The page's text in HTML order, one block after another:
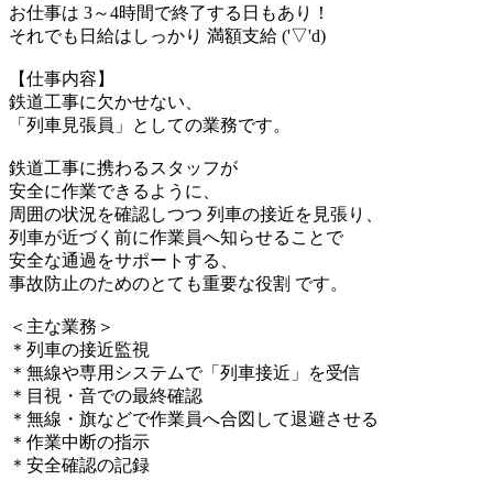
お仕事は 3～4時間で終了する日もあり！
それでも日給はしっかり 満額支給 ('▽'d)
【仕事内容】
鉄道工事に欠かせない、
「列車見張員」としての業務です。
鉄道工事に携わるスタッフが
安全に作業できるように、
周囲の状況を確認しつつ 列車の接近を見張り、
列車が近づく前に作業員へ知らせることで
安全な通過をサポートする、
事故防止のためのとても重要な役割 です。
＜主な業務＞
＊列車の接近監視
＊無線や専用システムで「列車接近」を受信
＊目視・音での最終確認
＊無線・旗などで作業員へ合図して退避させる
＊作業中断の指示
＊安全確認の記録